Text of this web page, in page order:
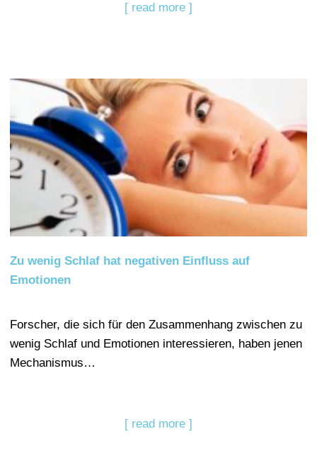
[ read more ]
Zu wenig Schlaf hat negativen Einfluss auf
Emotionen
Forscher, die sich für den Zusammenhang zwischen zu
wenig Schlaf und Emotionen interessieren, haben jenen
Mechanismus…
[ read more ]